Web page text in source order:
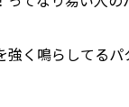
強く鳴らしてるパ